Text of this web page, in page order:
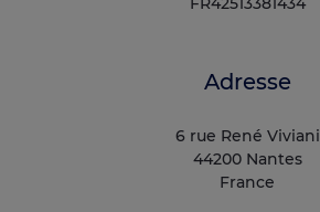
Adresse
6 rue René Viviani
44200 Nantes
France